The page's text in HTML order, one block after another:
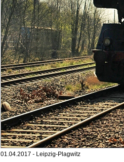
01.04.2017 - Leipzig-Plagwitz